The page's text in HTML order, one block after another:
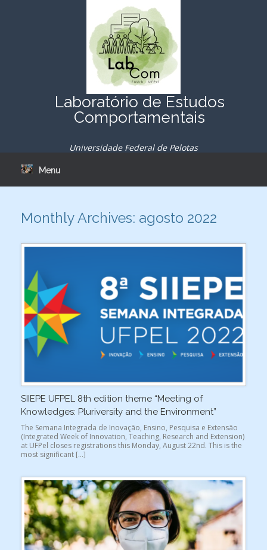
Laboratório de Estudos
Comportamentais
Universidade Federal de Pelotas
Menu
Monthly Archives: agosto 2022
SIIEPE UFPEL 8th edition theme “Meeting of
Knowledges: Pluriversity and the Environment”
The Semana Integrada de Inovação, Ensino, Pesquisa e Extensão
(Integrated Week of Innovation, Teaching, Research and Extension)
at UFPel closes registrations this Monday, August 22nd. This is the
most significant […]